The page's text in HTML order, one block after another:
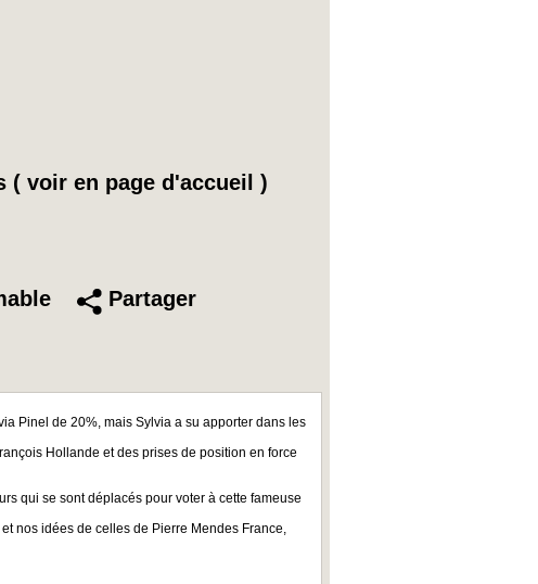
( voir en page d'accueil )
Partager
Pinel de 20%, mais Sylvia a su apporter dans les
Hollande et des prises de position en force
qui se sont déplacés pour voter à cette fameuse
nos idées de celles de Pierre Mendes France,